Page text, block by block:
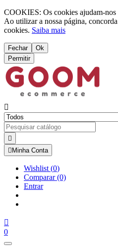
COOKIES: Os cookies ajudam-nos
Ao utilizar a nossa página,
cookies. Saiba mais
Fechar
Ok
Permitir


 Minha Conta
Wishlist (0)
Comparar(0)
Entrar

0